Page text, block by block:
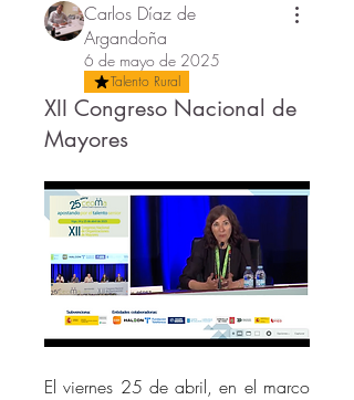
Carlos Díaz de
Argandoña
6 de mayo de 2025
Talento Rural
XII Congreso Nacional de
Mayores
El viernes 25 de abril, en el marco